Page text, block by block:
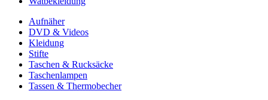
Aufnäher
DVD & Videos
Kleidung
Stifte
Taschen & Rucksäcke
Taschenlampen
Tassen & Thermobecher